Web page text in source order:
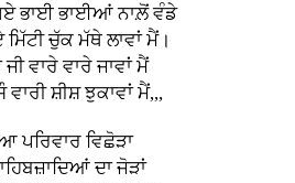
ਭਾਈ ਭਾਈਆਂ ਨਾਲ਼ੋਂ ਵੰਡੇ
ਚੁੱਕ ਮੱਥੇ ਲਾਵਾਂ ਮੈਂ।
ਵਾਰੇ ਵਾਰੇ ਜਾਵਾਂ ਮੈਂ
ਸ਼ੀਸ਼ ਝੁਕਾਵਾਂ ਮੈਂ,,,
ਪਰਿਵਾਰ ਵਿਛੋੜਾ
ਦਾ ਜੋੜਾਂ